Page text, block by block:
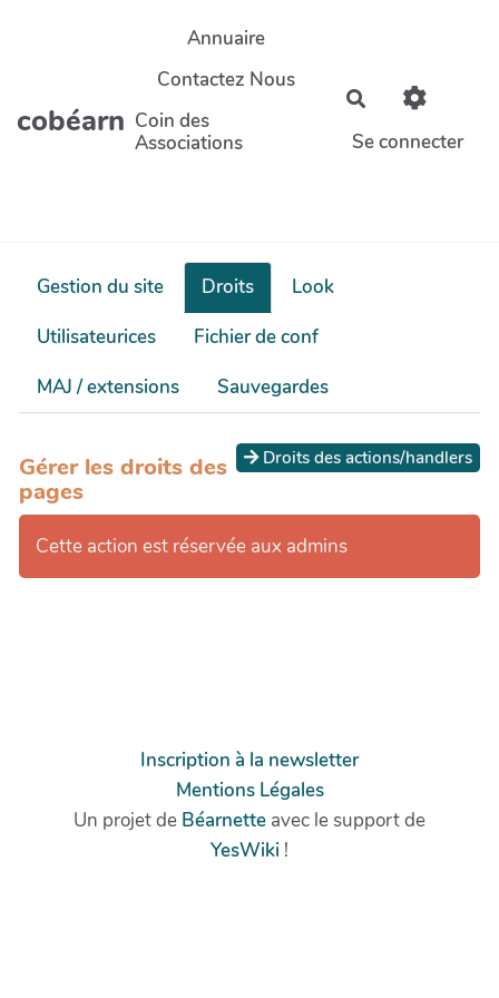
Aller au contenu principal
cobéarn
Annuaire
Contactez Nous
Coin des
Associations
Rechercher
Se connecter
Gestion du site Droits
Look
Utilisateurices
Fichier de conf
MAJ / extensions
Sauvegardes
Droits des actions/handlers
Gérer les droits des
pages
Cette action est réservée aux admins
Inscription à la newsletter
Mentions Légales
Un projet de Béarnette avec le support de
YesWiki !